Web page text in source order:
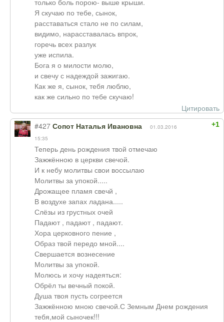
только боль порою- выше крыши.
Я скучаю по тебе, сынок,
расставаться стало не по силам,
видимо, нарасставалась впрок,
горечь всех разлук
уже испила.
Бога я о милости молю,
и свечу с надеждой зажигаю.
Как же я, сынок, тебя люблю,
как же сильно по тебе скучаю!
Цитировать
+1
#427 Сопот Наталья Ивановна
01.03.2016
15:35
Теперь день рождения твой отмечаю
Зажжённою в церкви свечой.
И к небу молитвы свои воссылаю
Молитвы за упокой.....
Дрожащее пламя свечй ,
В воздухе запах ладана.....
Слёзы из грустных очей
Падают , падают , падают.
Хора церковного пение ,
Образ твой передо мной....
Свершается вознесение
Молитвы за упокой.
Молюсь и хочу надеяться:
Обрёл ты вечный покой.
Душа твоя пусть согреется
Зажжённою мною свечой.С Земным Днем рождения
тебя,мой сыночек!!!